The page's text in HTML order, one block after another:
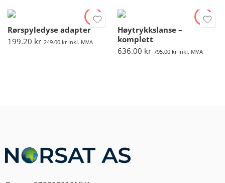
Rørspyledyse adapter
199.20 kr 249.00 krinkl. MVA
Høytrykkslanse –
komplett
636.00 kr 795.00 krinkl. MVA